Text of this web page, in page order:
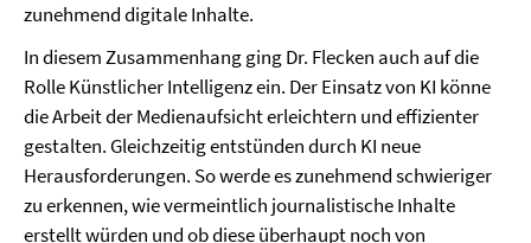
zunehmend digitale Inhalte.
In diesem Zusammenhang ging Dr. Flecken auch auf die
Rolle Künstlicher Intelligenz ein. Der Einsatz von KI könne
die Arbeit der Medienaufsicht erleichtern und effizienter
gestalten. Gleichzeitig entstünden durch KI neue
Herausforderungen. So werde es zunehmend schwieriger
zu erkennen, wie vermeintlich journalistische Inhalte
erstellt würden und ob diese überhaupt noch von